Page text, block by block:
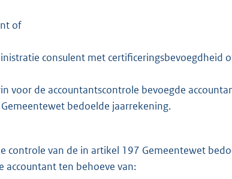
of
consulent met certificeringsbevoegdheid
voor de accountantscontrole bevoegde
bedoelde jaarrekening.
controle van de in artikel 197 Gemeentewet
accountant ten behoeve van: